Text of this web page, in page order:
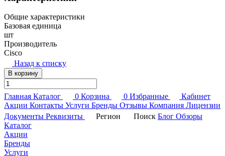
Общие характеристики
Базовая единица
шт
Производитель
Cisco
Назад к списку
В корзину
Главная Каталог 0 Корзина 0 Избранные
Кабинет
Акции Контакты Услуги Бренды Отзывы Компания Лицензии
Документы Реквизиты Регион Поиск Блог Обзоры
Каталог
Акции
Бренды
Услуги